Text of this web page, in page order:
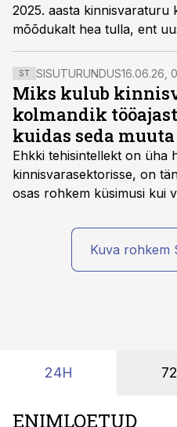
2025. aasta kinnisvaraturu
mõõdukalt hea tulla, ent
ülepakkumine ja üüriturg
kinnisvarafirma Restate
ST SISUTURUNDUS16.06.26,
Miks kulub
kolmandik
kuidas seda muuta
Ehkki tehisintellekt on üha
kinnisvarasektorisse, on
osas rohkem küsimusi kui
kas ettevõtte andmed on
tehisintellekt neist midagi
Kuva rohkem
24H
ENIMLOETUD